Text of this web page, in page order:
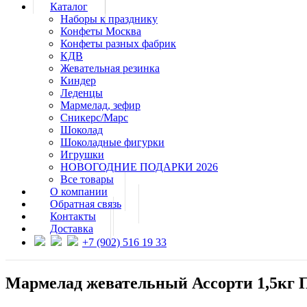
Каталог
Наборы к празднику
Конфеты Москва
Конфеты разных фабрик
КДВ
Жевательная резинка
Киндер
Леденцы
Мармелад, зефир
Сникерс/Марс
Шоколад
Шоколадные фигурки
Игрушки
НОВОГОДНИЕ ПОДАРКИ 2026
Все товары
О компании
Обратная связь
Контакты
Доставка
+7 (902) 516 19 33
Мармелад жевательный Ассорти 1,5кг